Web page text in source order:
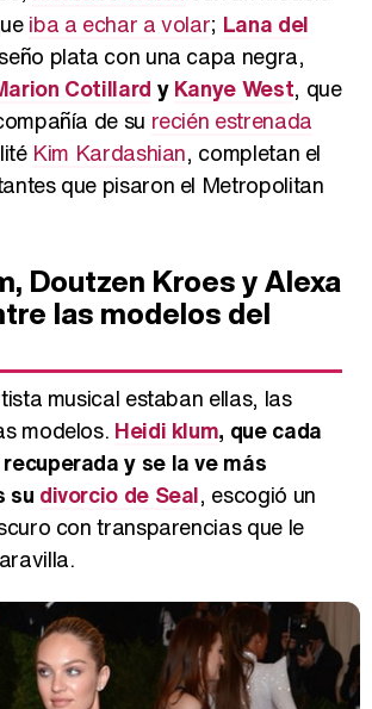
iba a echar a volar; Lana del
plata con una capa negra,
Cotillard yKanye West, que
de su recién estrenada
Kim Kardashian, completan el
que pisaron el Metropolitan
Doutzen Kroes y Alexa
las modelos del
musical estaban ellas, las
modelos. Heidi klum, que cada
y se la ve más
su divorcio de Seal, escogió un
con transparencias que le